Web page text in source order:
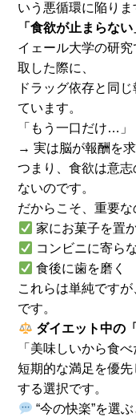
いう悪循環に陥りま
「食欲が止まらな
イェール大学の研
取した際に、
ドラッグ依存と同
ています。
「もう一口だけ…」
→ 実は脳が報酬を求
つまり、食欲は意
ないのです。
だからこそ、重要な
家にお菓子を置
コンビニに寄ら
食後に歯を磨く
これらは単純です
です。
ダイエット中の
「美味しいから食
短期的な満足を優
する選択です。
“今の快楽”を選